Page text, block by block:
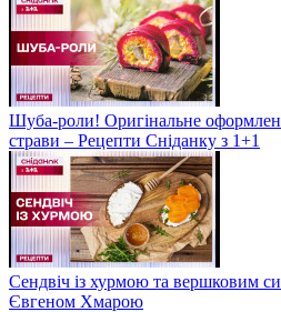
Шуба-роли! Оригінальне
страви – Рецепти Сніданку з 1+1
Сендвіч із хурмою та вершковим
Євгеном Хмарою